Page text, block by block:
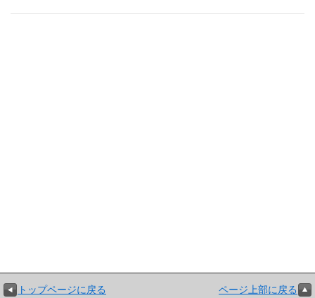
トップページに戻る ページ上部に戻る